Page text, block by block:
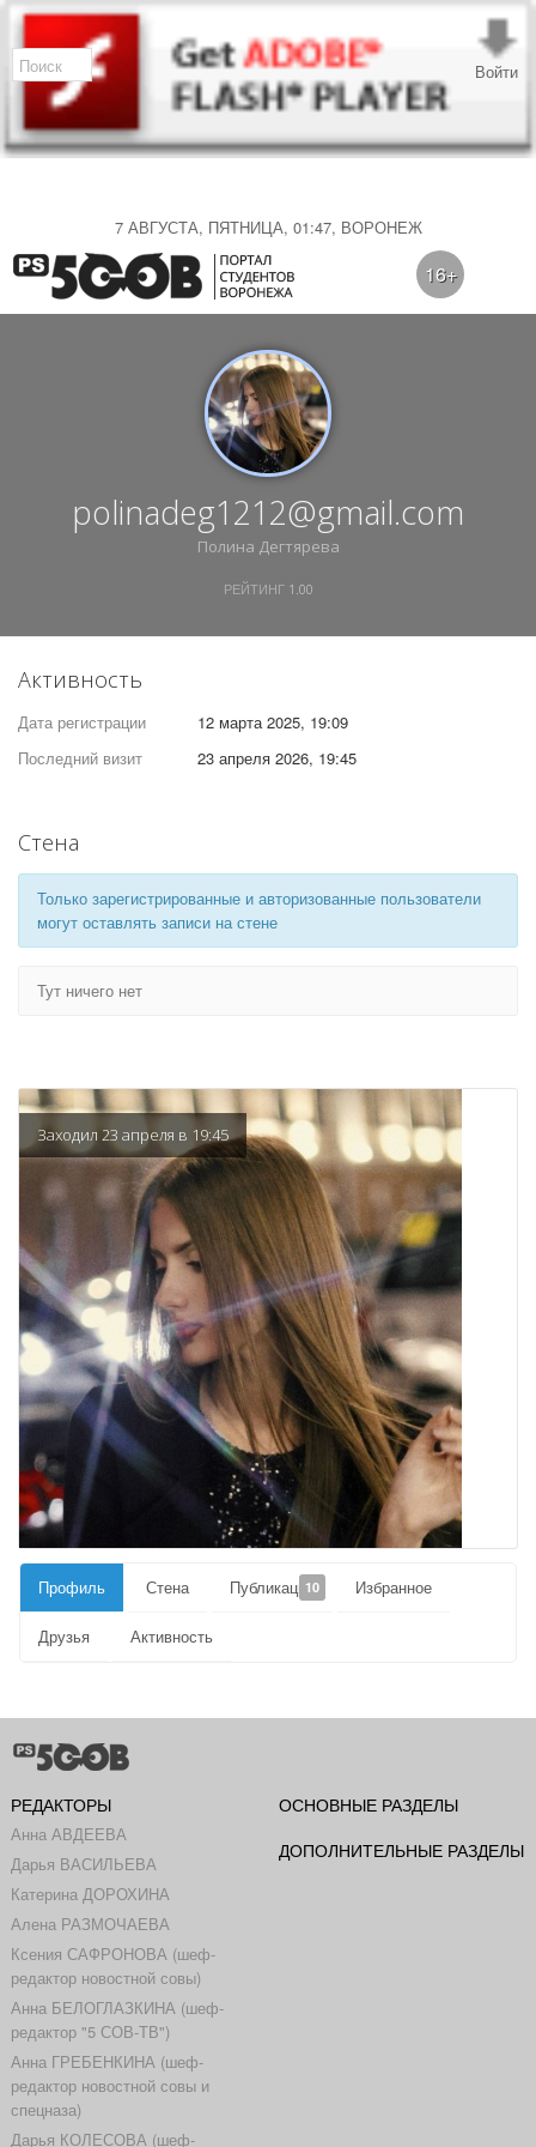
7 АВГУСТА, ПЯТНИЦА, 01:47, ВОРОНЕЖ
Войти
16+
polinadeg1212@gmail.com
Полина Дегтярева
РЕЙТИНГ 1.00
Активность
Дата регистрации
12 марта 2025, 19:09
Последний визит
23 апреля 2026, 19:45
Стена
Только зарегистрированные и авторизованные пользователи
могут оставлять записи на стене
Тут ничего нет
Заходил 23 апреля в 19:45
Профиль Стена Публикации10 Избранное
Друзья Активность
РЕДАКТОРЫ
Анна АВДЕЕВА
Дарья ВАСИЛЬЕВА
Катерина ДОРОХИНА
Алена РАЗМОЧАЕВА
Ксения САФРОНОВА (шеф-
редактор новостной совы)
Анна БЕЛОГЛАЗКИНА (шеф-
редактор "5 СОВ-ТВ")
Анна ГРЕБЕНКИНА (шеф-
редактор новостной совы и
спецназа)
Дарья КОЛЕСОВА (шеф-
ОСНОВНЫЕ РАЗДЕЛЫ
ДОПОЛНИТЕЛЬНЫЕ РАЗДЕЛЫ